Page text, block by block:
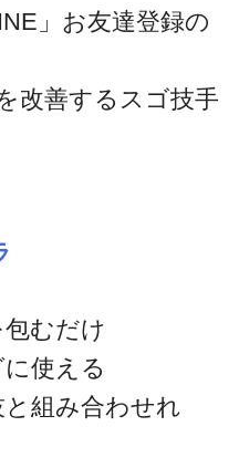
」お友達登録の
改善するスゴ技手
むだけ
使える
組み合わせれ